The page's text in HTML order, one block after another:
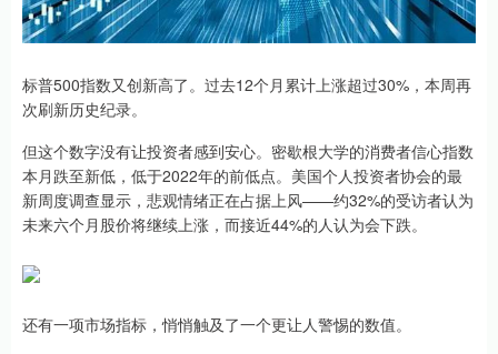
标普500指数又创新高了。过去12个月累计上涨超过30%，本周再
次刷新历史纪录。
但这个数字没有让投资者感到安心。密歇根大学的消费者信心指数
本月跌至新低，低于2022年的前低点。美国个人投资者协会的最
新周度调查显示，悲观情绪正在占据上风——约32%的受访者认为
未来六个月股价将继续上涨，而接近44%的人认为会下跌。
还有一项市场指标，悄悄触及了一个更让人警惕的数值。